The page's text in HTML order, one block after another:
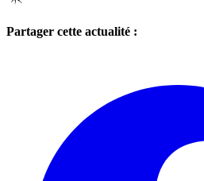
Partager cette actualité :